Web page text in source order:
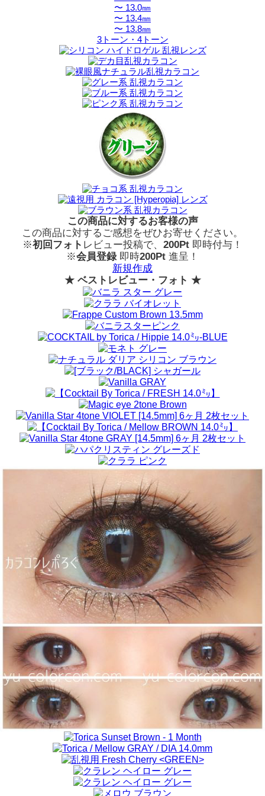
〜 13.0㎜
〜 13.4㎜
〜 13.8㎜
3トーン・4トーン
この商品に対するお客様の声
この商品に対するご感想をぜひお寄せください。
※初回フォト レビュー投稿で、 200Pt 即時付与！
※会員登録即時200Pt 進呈！
新規作成
★ ベストレビュー・フォト ★